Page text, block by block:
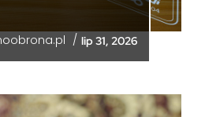
/ lip 31, 2026